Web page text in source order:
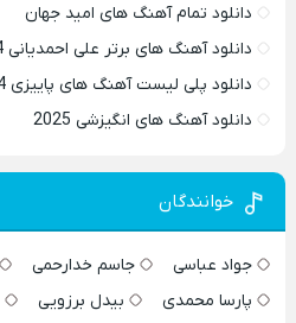
دانلود تمام آهنگ های امید جهان
دانلود آهنگ های برتر علی احمدیانی 1404
دانلود پلی لیست آهنگ های پاییزی 1404
دانلود آهنگ های انگیزشی 2025
خوانندگان
جواد عباسی جاسم خدارحمی
پارسا محمدی
بیدل برزویی